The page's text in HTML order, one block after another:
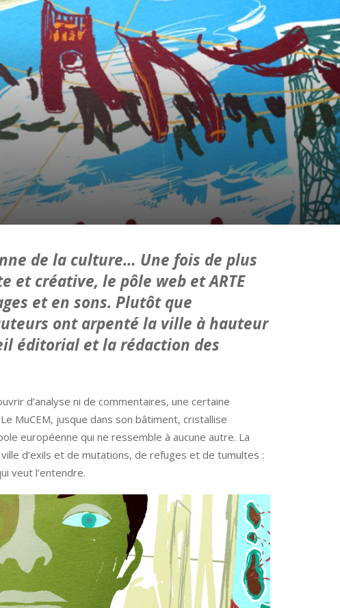
de la culture… Une fois de plus
et créative, le pôle web et ARTE
et en sons. Plutôt que
ont arpenté la ville à hauteur
éditorial et la rédaction des
d’analyse ni de commentaires, une certaine
MuCEM, jusque dans son bâtiment, cristallise
européenne qui ne ressemble à aucune autre. La
d’exils et de mutations, de refuges et de tumultes :
veut l’entendre.